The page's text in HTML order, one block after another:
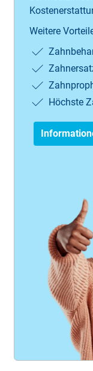
Weitere
Höchste